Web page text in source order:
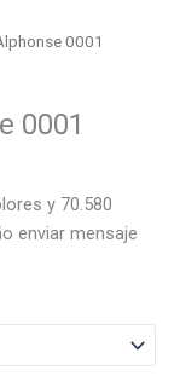
0001
0001
y 70.580
enviar mensaje